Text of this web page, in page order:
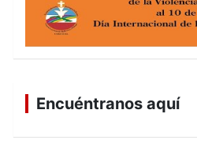
Encuéntranos aquí